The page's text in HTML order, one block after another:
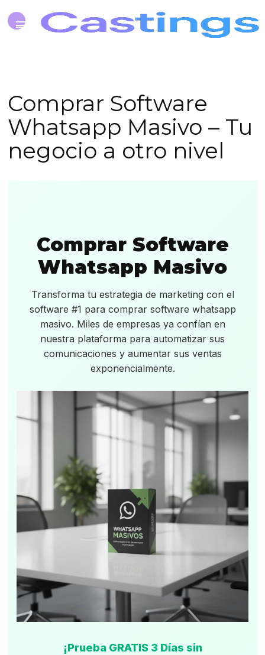
Comprar Software
Whatsapp Masivo – Tu
negocio a otro nivel
Comprar Software
Whatsapp Masivo
Transforma tu estrategia de marketing con el
software #1 para comprar software whatsapp
masivo. Miles de empresas ya confían en
nuestra plataforma para automatizar sus
comunicaciones y aumentar sus ventas
exponencialmente.
¡Prueba GRATIS 3 Días sin